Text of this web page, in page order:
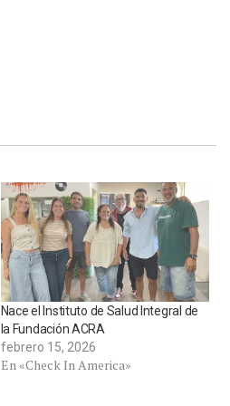
Nace el Instituto de Salud Integral de
la Fundación ACRA
febrero 15, 2026
En «Check In America»